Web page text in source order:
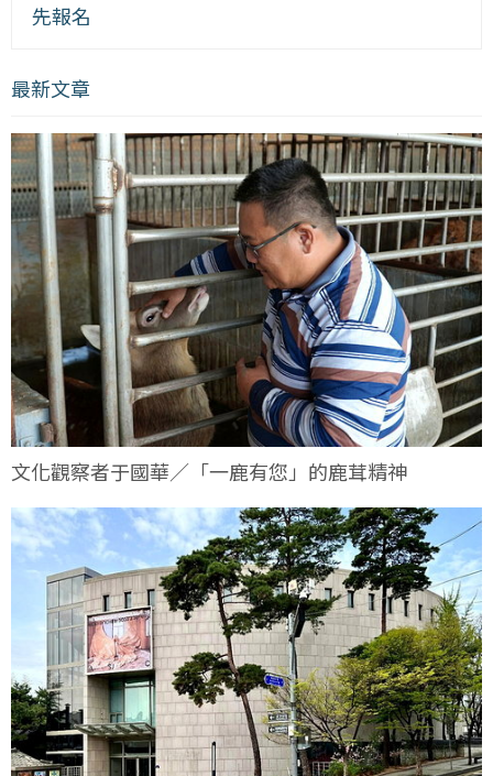
先報名
最新文章
文化觀察者于國華／「一鹿有您」的鹿茸精神